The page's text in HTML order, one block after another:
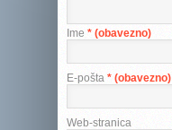
Ime * (obavezno)
E-pošta * (obavezno)
Web-stranica